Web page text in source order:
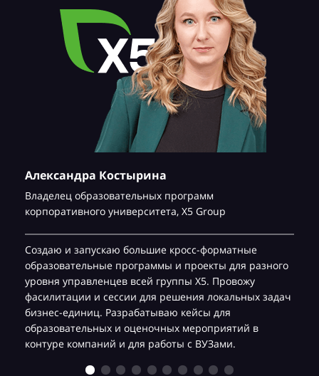
Александра Костырина
Владелец образовательных программ
корпоративного университета, Х5 Group
Создаю и запускаю большие кросс-форматные
образовательные программы и проекты для разного
уровня управленцев всей группы Х5. Провожу
фасилитации и сессии для решения локальных задач
бизнес-единиц. Разрабатываю кейсы для
образовательных и оценочных мероприятий в
контуре компаний и для работы с ВУЗами.